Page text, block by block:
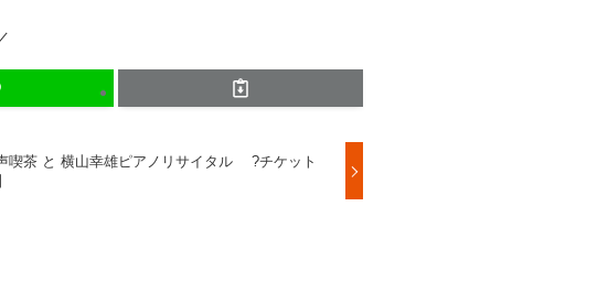
喫茶 と 横山幸雄ピアノリサイタル ?チケット